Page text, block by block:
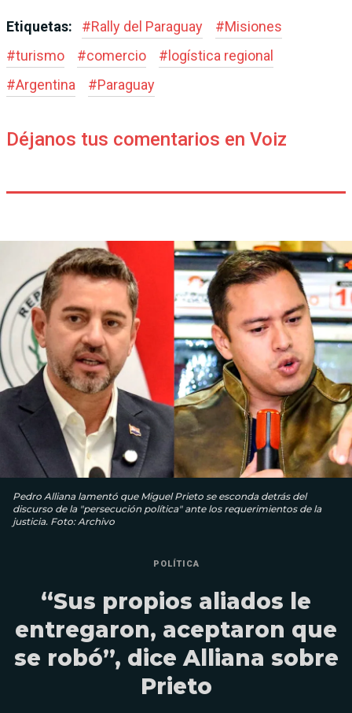
Etiquetas: #Rally del Paraguay #Misiones
#turismo #comercio # logística regional
#Argentina #Paraguay
Déjanos tus comentarios en Voiz
Pedro Alliana lamentó que Miguel Prieto se esconda detrás del
discurso de la "persecución política" ante los requerimientos de la
justicia. Foto: Archivo
POLÍTICA
“Sus propios aliados le
entregaron, aceptaron que
se robó”, dice Alliana sobre
Prieto